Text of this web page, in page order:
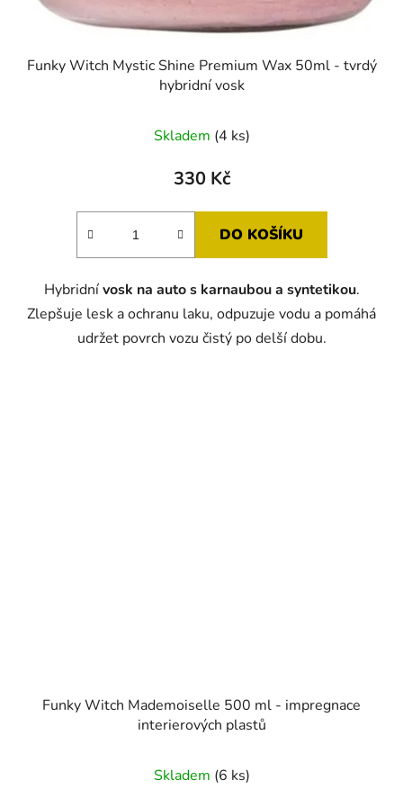
Funky Witch Mystic Shine Premium Wax 50ml - tvrdý
hybridní vosk
Skladem (4 ks)
330 Kč
DO KOŠÍKU
Hybridnívosk na auto s karnaubou a syntetikou.
Zlepšuje lesk a ochranu laku, odpuzuje vodu a pomáhá
udržet povrch vozu čistý po delší dobu.
Funky Witch Mademoiselle 500 ml - impregnace
interierových plastů
Skladem (6 ks)